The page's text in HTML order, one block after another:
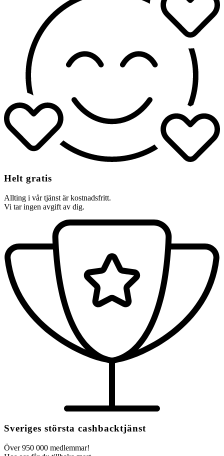
Helt gratis
Allting i vår tjänst är kostnadsfritt.
Vi tar ingen avgift av dig.
Sveriges största cashbacktjänst
Över 950 000 medlemmar!